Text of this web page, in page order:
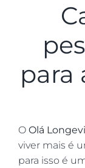
para
O Olá
viver mais é
para isso é